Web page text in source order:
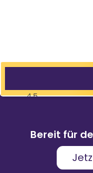
4,5
Weiterempfehlungen
Bereit für